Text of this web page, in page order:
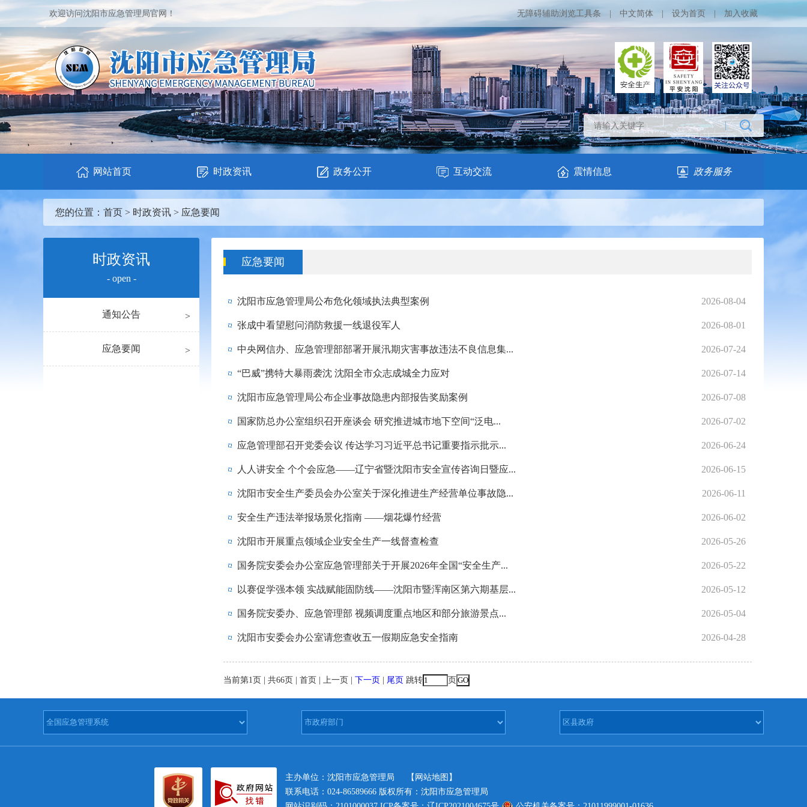
欢迎访问沈阳市应急管理局官网！ 无障碍辅助浏览工具条 中文简体 设为首页 加入收藏
网站首页 时政资讯 政务公开 互动交流 震情信息 政务服务
您的位置： 首页 > 时政资讯 > 应急要闻
时政资讯
- open -
通知公告
应急要闻
应急要闻
沈阳市应急管理局公布危化领域执法典型案例 2026-08-04
张成中看望慰问消防救援一线退役军人 2026-08-01
中央网信办、应急管理部部署开展汛期灾害事故违法不良信息集... 2026-07-24
“巴威”携特大暴雨袭沈 沈阳全市众志成城全力应对 2026-07-14
沈阳市应急管理局公布企业事故隐患内部报告奖励案例 2026-07-08
国家防总办公室组织召开座谈会 研究推进城市地下空间“泛电... 2026-07-02
应急管理部召开党委会议 传达学习习近平总书记重要指示批示... 2026-06-24
人人讲安全 个个会应急——辽宁省暨沈阳市安全宣传咨询日暨应... 2026-06-15
沈阳市安全生产委员会办公室关于深化推进生产经营单位事故隐... 2026-06-11
安全生产违法举报场景化指南 ——烟花爆竹经营 2026-06-02
沈阳市开展重点领域企业安全生产一线督查检查 2026-05-26
国务院安委会办公室应急管理部关于开展2026年全国“安全生产... 2026-05-22
以赛促学强本领 实战赋能固防线——沈阳市暨浑南区第六期基层... 2026-05-12
国务院安委办、应急管理部 视频调度重点地区和部分旅游景点... 2026-05-04
沈阳市安委会办公室请您查收五一假期应急安全指南 2026-04-28
当前第1页 | 共66页 | 首页 | 上一页 | 下一页 尾页 跳转 页
主办单位：沈阳市应急管理局
【网站地图】
联系电话：024-86589666 版权所有：沈阳市应急管理局